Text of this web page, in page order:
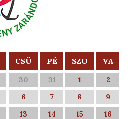
CSÜ PÉ SZO VA
30 31 1
2
6 7 8
9
13 14 15
16